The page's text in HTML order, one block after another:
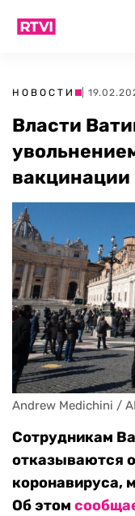
НОВОСТИ |
Власти
вакцинации
Andrew Medichini /
Сотрудникам
отказываются
коронавируса,
Об этом